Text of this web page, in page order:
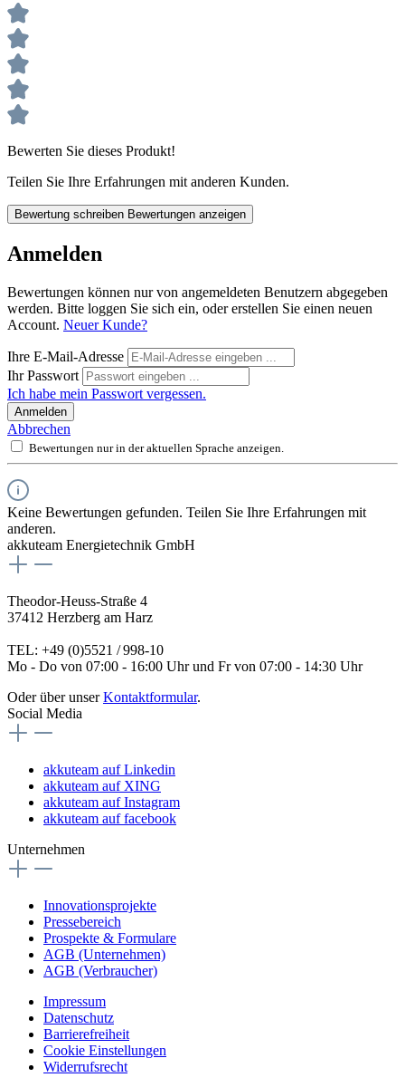
Bewerten Sie dieses Produkt!
Teilen Sie Ihre Erfahrungen mit anderen Kunden.
Bewertung schreiben Bewertungen anzeigen
Anmelden
Bewertungen können nur von angemeldeten Benutzern abgegeben
werden. Bitte loggen Sie sich ein, oder erstellen Sie einen neuen
Account. Neuer Kunde?
Ihre E-Mail-Adresse
Ihr Passwort
Ich habe mein Passwort vergessen.
Anmelden
Abbrechen
Bewertungen nur in der aktuellen Sprache anzeigen.
Keine Bewertungen gefunden. Teilen Sie Ihre Erfahrungen mit
anderen.
akkuteam Energietechnik GmbH
Theodor-Heuss-Straße 4
37412 Herzberg am Harz
TEL: +49 (0)5521 / 998-10
Mo - Do von 07:00 - 16:00 Uhr und Fr von 07:00 - 14:30 Uhr
Oder über unserKontaktformular.
Social Media
akkuteam auf Linkedin
akkuteam auf XING
akkuteam auf Instagram
akkuteam auf facebook
Unternehmen
Innovationsprojekte
Pressebereich
Prospekte & Formulare
AGB (Unternehmen)
AGB (Verbraucher)
Impressum
Datenschutz
Barrierefreiheit
Cookie Einstellungen
Widerrufsrecht